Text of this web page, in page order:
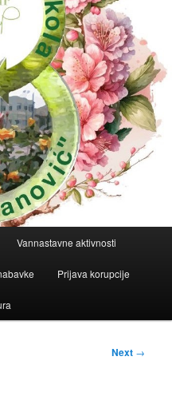
Vannastavne aktivnosti
Prijava korupcije
Next →